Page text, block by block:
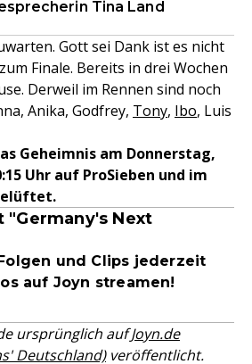
Tina Land
Gott sei Dank ist es nicht
Finale. Bereits in drei Wochen
Derweil im Rennen sind noch
Anika, Godfrey, Tony, Ibo, Luis
Geheimnis am Donnerstag,
Uhr auf ProSieben und im
"Germany's Next
und Clips jederzeit
auf Joyn streamen!
ursprünglich aufJoyn.de
Deutschland)veröffentlicht.